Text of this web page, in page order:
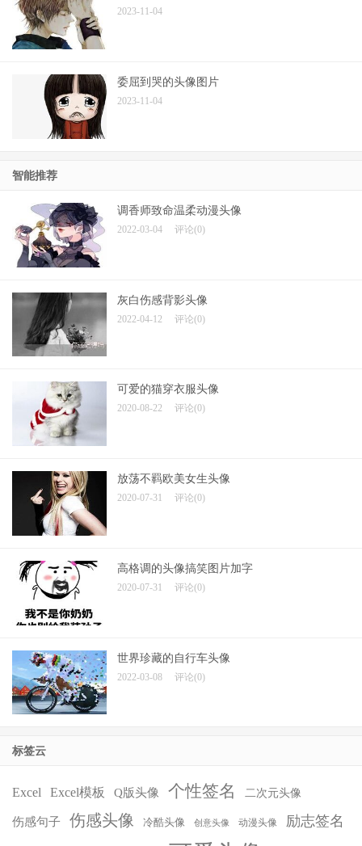
2023-11-04
委屈到哭的头像图片
2023-11-04
智能推荐
调香师致命温柔动漫头像
2022-03-04 评论(0)
灰白伤感背影头像
2022-04-12 评论(0)
可爱的猫穿衣服头像
2020-08-22 评论(0)
放荡不羁欧美女生头像
2020-07-31 评论(0)
高格调的头像搞笑图片加字
2020-07-31 评论(0)
世界珍藏的自行车头像
2022-03-08 评论(0)
标签云
Excel Excel模板 Q版头像 个性签名 二次元头像
伤感句子 伤感头像 冷酷头像 创意头像 动漫头像 励志签名